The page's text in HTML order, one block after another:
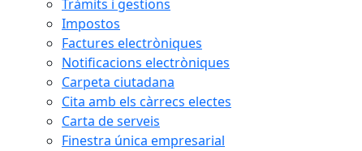
Tràmits i gestions
Impostos
Factures electròniques
Notificacions electròniques
Carpeta ciutadana
Cita amb els càrrecs electes
Carta de serveis
Finestra única empresarial